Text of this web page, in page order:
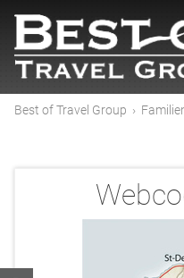
Best of Travel Group ›